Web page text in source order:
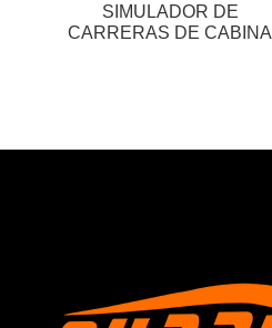
SIMULADOR DE
CARRERAS DE CABINA